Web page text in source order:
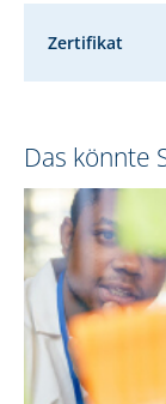
Zertifikat
Das könnte